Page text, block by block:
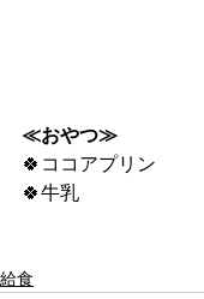
≪おやつ≫
🍀ココアプリン
🍀牛乳
給食